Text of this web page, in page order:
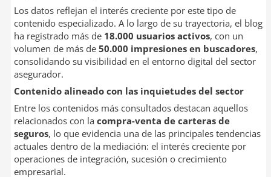
Los datos reflejan el interés creciente por este tipo de
contenido especializado. A lo largo de su trayectoria, el blog
ha registrado más de 18.000 usuarios activos, con un
volumen de más de 50.000 impresiones en buscadores,
consolidando su visibilidad en el entorno digital del sector
asegurador.
Contenido alineado con las inquietudes del sector
Entre los contenidos más consultados destacan aquellos
relacionados con la compra-venta de carteras de
seguros, lo que evidencia una de las principales tendencias
actuales dentro de la mediación: el interés creciente por
operaciones de integración, sucesión o crecimiento
empresarial.